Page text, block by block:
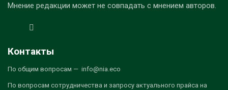
Мнение редакции может не совпадать с мнением авторов.
Контакты
По общим вопросам — info@nia.eco
По вопросам сотрудничества и запросу актуального прайса на